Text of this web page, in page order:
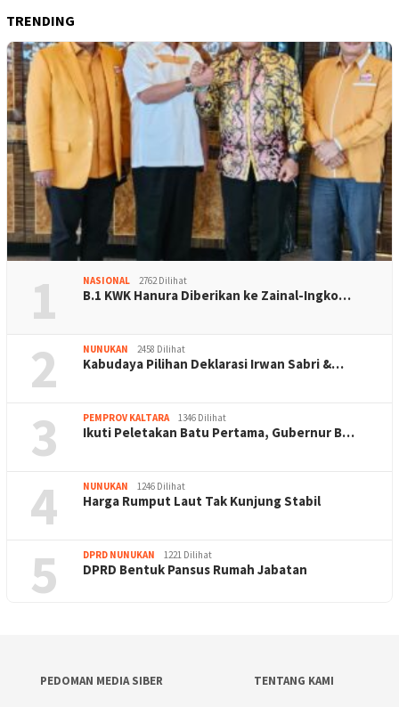
TRENDING
1 NASIONAL 2762 Dilihat
B.1 KWK Hanura Diberikan ke Zainal-Ingko…
2 NUNUKAN 2458 Dilihat
Kabudaya Pilihan Deklarasi Irwan Sabri &…
3 PEMPROV KALTARA 1346 Dilihat
Ikuti Peletakan Batu Pertama, Gubernur B…
4 NUNUKAN 1246 Dilihat
Harga Rumput Laut Tak Kunjung Stabil
5 DPRD NUNUKAN 1221 Dilihat
DPRD Bentuk Pansus Rumah Jabatan
PEDOMAN MEDIA SIBER TENTANG KAMI